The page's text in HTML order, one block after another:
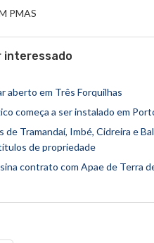
PMAS
interessado
aberto em Três Forquilhas
começa a ser instalado em
de Tramandaí, Imbé, Cidreira e
de propriedade
contrato com Apae de Terra